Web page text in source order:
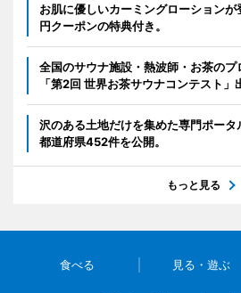
お肌に優しいカーミングローション
円クーポンの特典付き。
全国のサウナ施設・熱波師・お茶のプ
「第2回 世界お茶サウナコンテスト
沢のある土地だけを集めた専門ポー
都道府県452件を公開。
もっと見る
食べる 見る・遊ぶ